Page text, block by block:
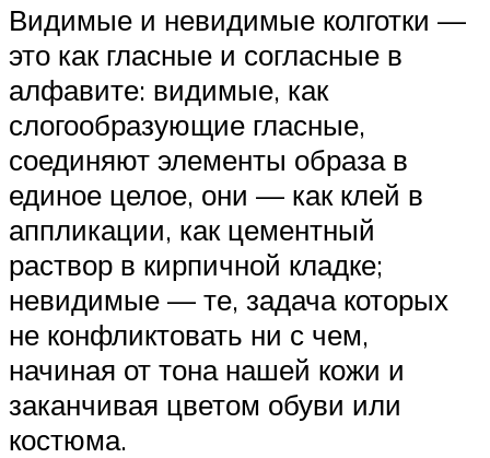
Видимые и невидимые колготки —
это как гласные и согласные в
алфавите: видимые, как
слогообразующие гласные,
соединяют элементы образа в
единое целое, они — как клей в
аппликации, как цементный
раствор в кирпичной кладке;
невидимые — те, задача которых
не конфликтовать ни с чем,
начиная от тона нашей кожи и
заканчивая цветом обуви или
костюма.